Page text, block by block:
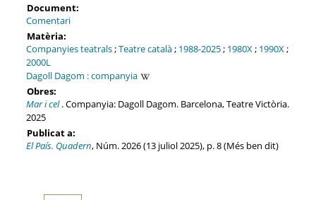
Document:
Comentari
Matèria:
Companyies teatrals;Teatre català; 1988-2025; 1980X; 1990X;
2000L
Dagoll Dagom : companyia
Obres:
Mar i cel. Companyia: Dagoll Dagom. Barcelona, Teatre Victòria.
2025
Publicat a:
El País. Quadern, Núm. 2026 (13 juliol 2025), p. 8 (Més ben dit)